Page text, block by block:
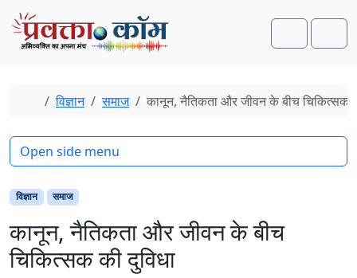
Skip to content
Skip to footer
Search
Home
विज्ञान समाज कानून, नैतिकता और जीवन के बीच चिकित्सक
विज्ञान समाज
कानून, नैतिकता और जीवन के बीच
चिकित्सक की दुविधा
Open side menu